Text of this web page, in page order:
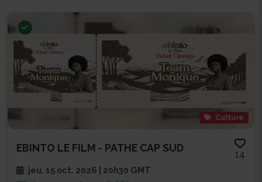
Culture
EBINTO LE FILM - PATHE CAP SUD
14
jeu. 15 oct. 2026 | 20h30 GMT